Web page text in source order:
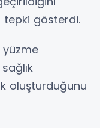
tepki gösterdi.
yüzme
oluşturduğunu